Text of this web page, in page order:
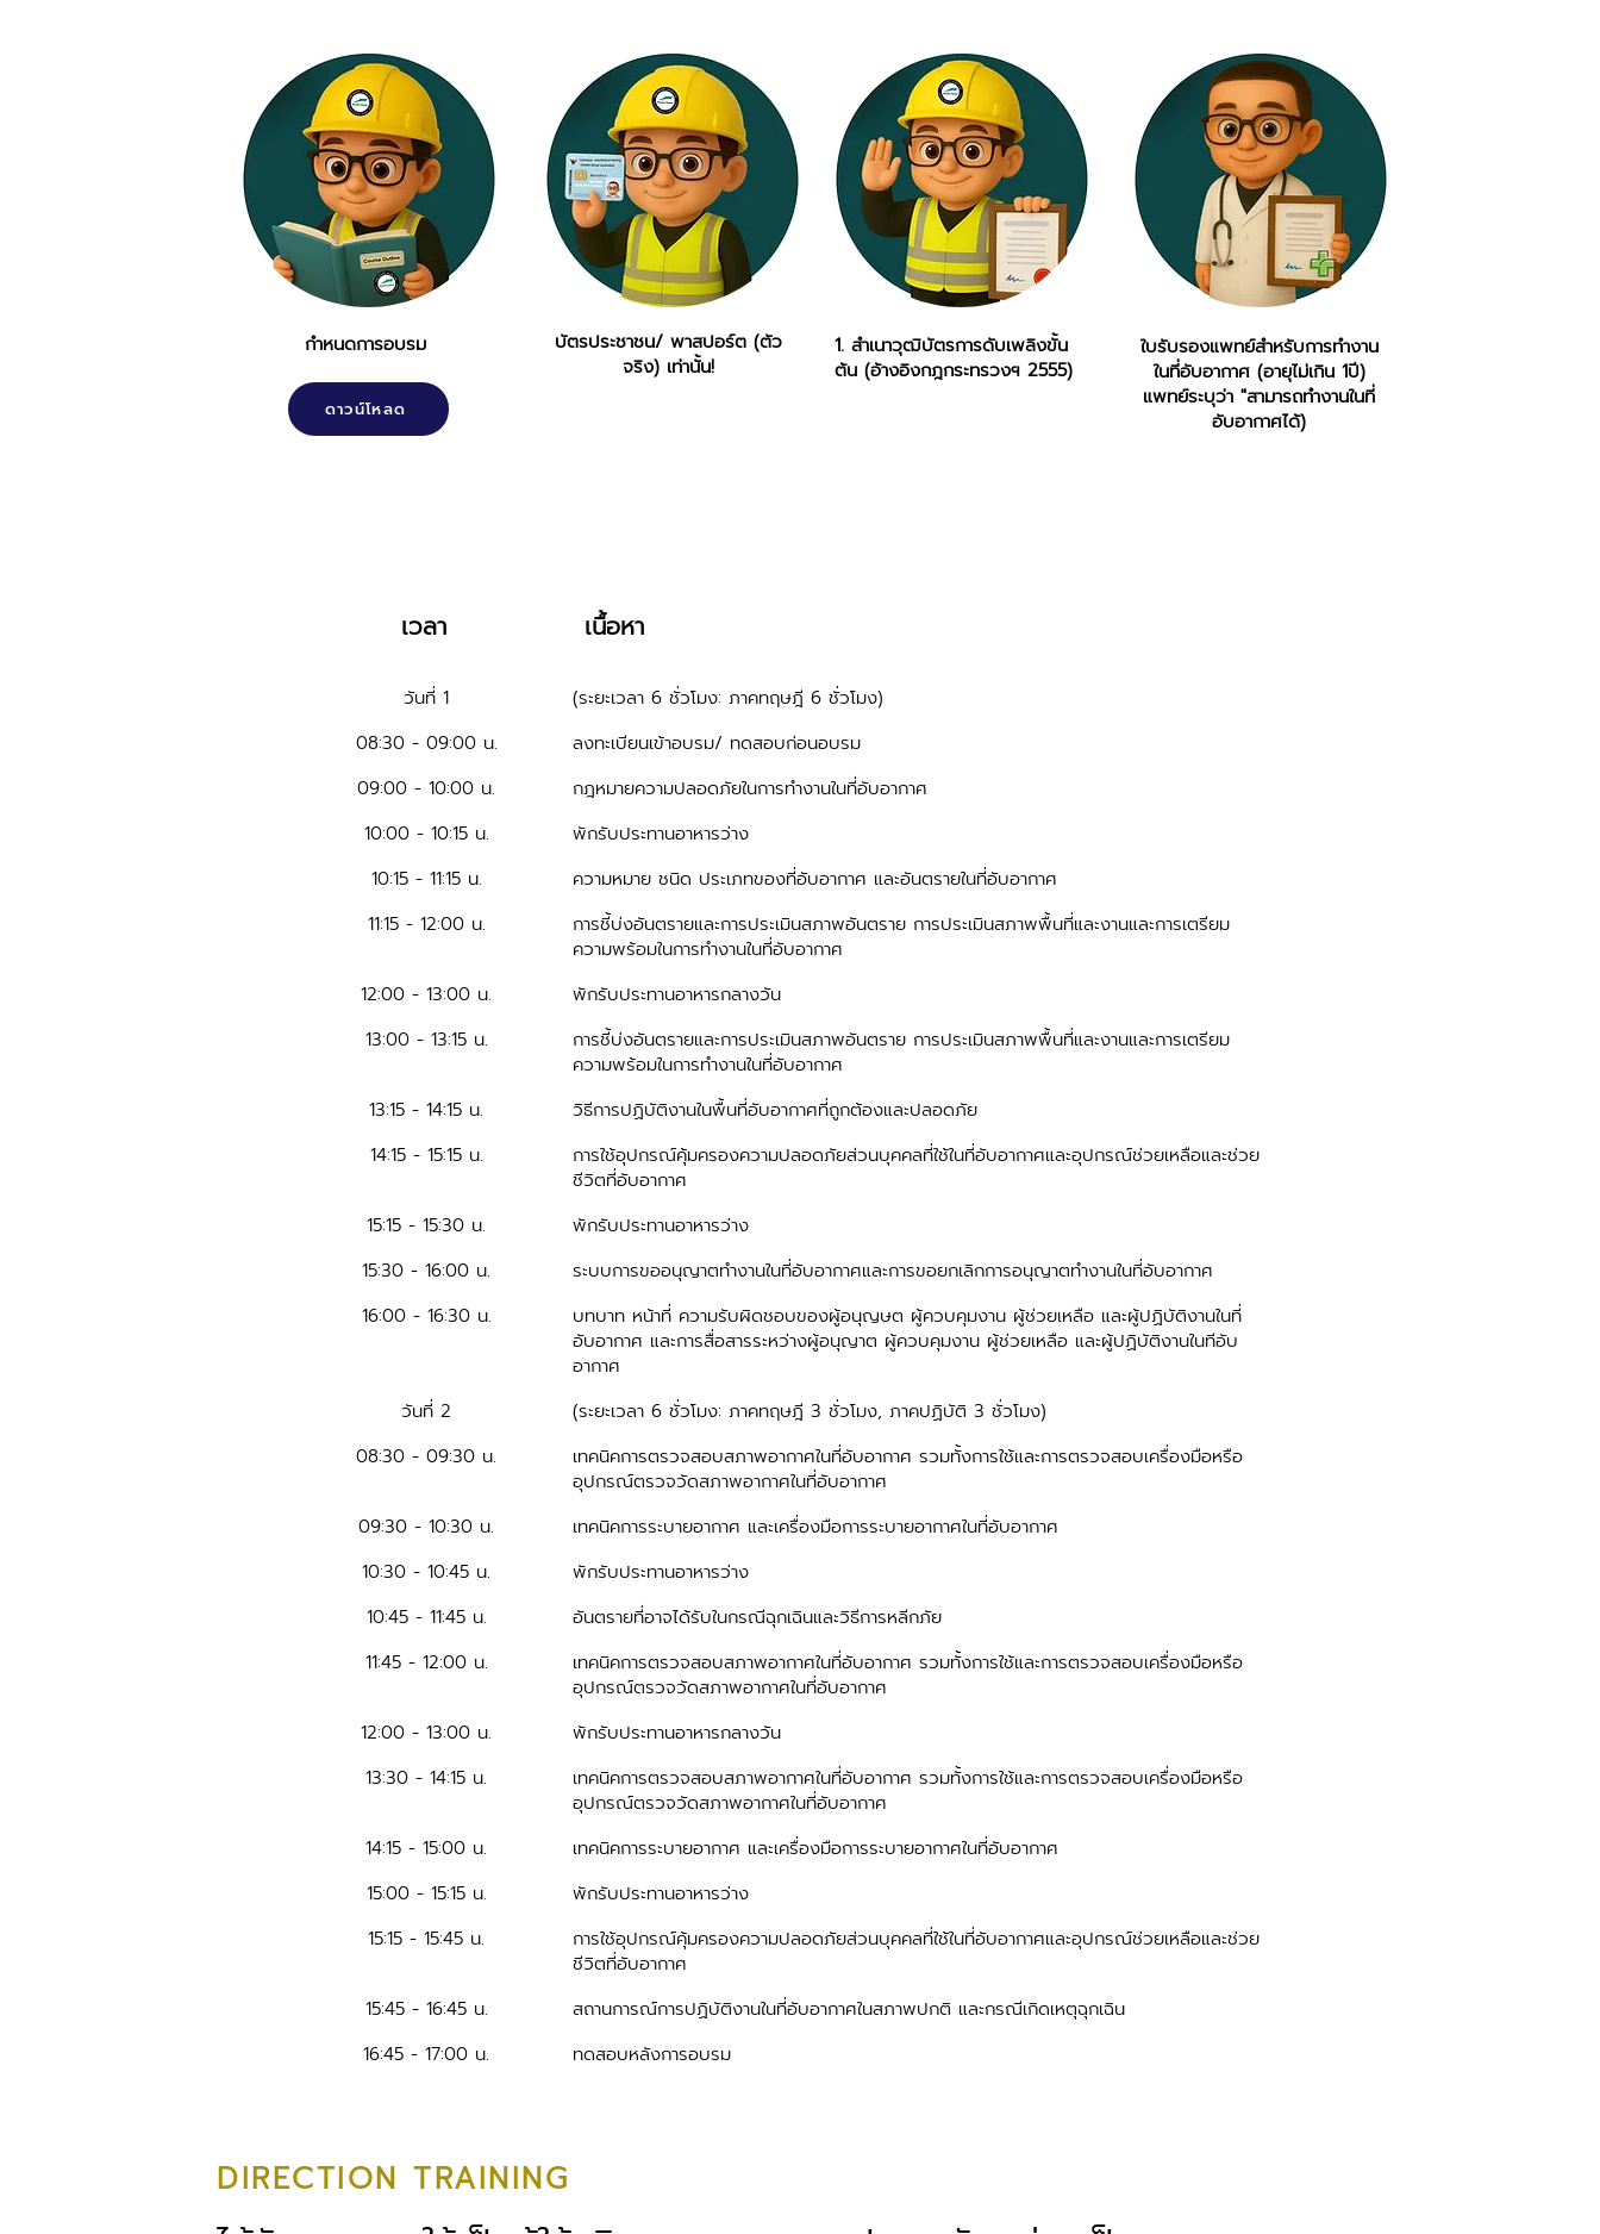
กำหนดการอบรม
ดาวน์โหลด
บัตรประชาชน/ พาสปอร์ต (ตัว
จริง) เท่านั้น!
1. สำเนาวุฒิบัตรการดับเพลิงขั้น
ต้น (อ้างอิงกฎกระทรวงฯ 2555)
ใบรับรองแพทย์สำหรับการทำงาน
ในที่อับอากาศ (อายุไม่เกิน 1ปี)
แพทย์ระบุว่า "สามารถทำงานในที่
อับอากาศได้)
เวลา เนื้อหา
วันที่ 1
(ระยะเวลา 6 ชั่วโมง: ภาคทฤษฎี 6 ชั่วโมง)
08:30 - 09:00 น.
ลงทะเบียนเข้าอบรม/ ทดสอบก่อนอบรม
09:00 - 10:00 น.
กฎหมายความปลอดภัยในการทำงานในที่อับอากาศ
10:00 - 10:15 น.
พักรับประทานอาหารว่าง
10:15 - 11:15 น.
ความหมาย ชนิด ประเภทของที่อับอากาศ และอันตรายในที่อับอากาศ
11:15 - 12:00 น.
การชี้บ่งอันตรายและการประเมินสภาพอันตราย การประเมินสภาพพื้นที่และงานและการเตรียม
ความพร้อมในการทำงานในที่อับอากาศ
12:00 - 13:00 น.
พักรับประทานอาหารกลางวัน
13:00 - 13:15 น.
การชี้บ่งอันตรายและการประเมินสภาพอันตราย การประเมินสภาพพื้นที่และงานและการเตรียม
ความพร้อมในการทำงานในที่อับอากาศ
13:15 - 14:15 น.
วิธีการปฏิบัติงานในพื้นที่อับอากาศที่ถูกต้องและปลอดภัย
14:15 - 15:15 น.
การใช้อุปกรณ์คุ้มครองความปลอดภัยส่วนบุคคลที่ใช้ในที่อับอากาศและอุปกรณ์ช่วยเหลือและช่วย
ชีวิตที่อับอากาศ
15:15 - 15:30 น.
พักรับประทานอาหารว่าง
15:30 - 16:00 น.
ระบบการขออนุญาตทำงานในที่อับอากาศและการขอยกเลิกการอนุญาตทำงานในที่อับอากาศ
16:00 - 16:30 น.
บทบาท หน้าที่ ความรับผิดชอบของผู้อนุญษต ผู้ควบคุมงาน ผู้ช่วยเหลือ และผู้ปฏิบัติงานในที่
อับอากาศ และการสื่อสารระหว่างผู้อนุญาต ผู้ควบคุมงาน ผู้ช่วยเหลือ และผู้ปฏิบัติงานในทีอับ
อากาศ
วันที่ 2
(ระยะเวลา 6 ชั่วโมง: ภาคทฤษฎี 3 ชั่วโมง, ภาคปฏิบัติ 3 ชั่วโมง)
08:30 - 09:30 น.
เทคนิคการตรวจสอบสภาพอากาศในที่อับอากาศ รวมทั้งการใช้และการตรวจสอบเครื่องมือหรือ
อุปกรณ์ตรวจวัดสภาพอากาศในที่อับอากาศ
09:30 - 10:30 น.
เทคนิคการระบายอากาศ และเครื่องมือการระบายอากาศในที่อับอากาศ
10:30 - 10:45 น.
พักรับประทานอาหารว่าง
10:45 - 11:45 น.
อันตรายที่อาจได้รับในกรณีฉุกเฉินและวิธีการหลีกภัย
11:45 - 12:00 น.
เทคนิคการตรวจสอบสภาพอากาศในที่อับอากาศ รวมทั้งการใช้และการตรวจสอบเครื่องมือหรือ
อุปกรณ์ตรวจวัดสภาพอากาศในที่อับอากาศ
12:00 - 13:00 น.
พักรับประทานอาหารกลางวัน
13:30 - 14:15 น.
เทคนิคการตรวจสอบสภาพอากาศในที่อับอากาศ รวมทั้งการใช้และการตรวจสอบเครื่องมือหรือ
อุปกรณ์ตรวจวัดสภาพอากาศในที่อับอากาศ
14:15 - 15:00 น.
เทคนิคการระบายอากาศ และเครื่องมือการระบายอากาศในที่อับอากาศ
15:00 - 15:15 น.
พักรับประทานอาหารว่าง
15:15 - 15:45 น.
การใช้อุปกรณ์คุ้มครองความปลอดภัยส่วนบุคคลที่ใช้ในที่อับอากาศและอุปกรณ์ช่วยเหลือและช่วย
ชีวิตที่อับอากาศ
15:45 - 16:45 น.
สถานการณ์การปฏิบัติงานในที่อับอากาศในสภาพปกติ และกรณีเกิดเหตุฉุกเฉิน
16:45 - 17:00 น.
ทดสอบหลังการอบรม
DIRECTION TRAINING